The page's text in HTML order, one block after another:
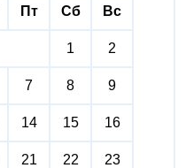
Пт Сб Вс
1 2
7 8 9
14 15 16
21 22 23